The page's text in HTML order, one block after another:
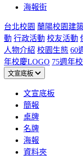
海報街
台北校園 蘭陽校園建
動 行政活動 校友活動
人物介紹 校園生態 60
年校慶LOGO 75週年
文宣底板
文宣底板
簡報
桌牌
名牌
海報
資料夾